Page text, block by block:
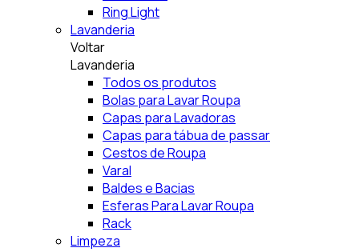
Ring Light
Lavanderia
Voltar
Lavanderia
Todos os produtos
Bolas para Lavar Roupa
Capas para Lavadoras
Capas para tábua de passar
Cestos de Roupa
Varal
Baldes e Bacias
Esferas Para Lavar Roupa
Rack
Limpeza